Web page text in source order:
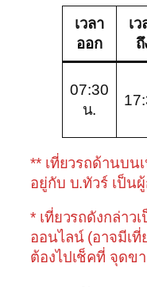
เวลา
ออก
เว
ถึ
07:30
น.
** เที่ยวรถด้านบน
อยู่กับ บ.ทัวร์ เป็น
* เที่ยวรถดังกล่าว
ออนไลน์ (อาจมีเที่
ต้องไปเช็คที่ จุดข